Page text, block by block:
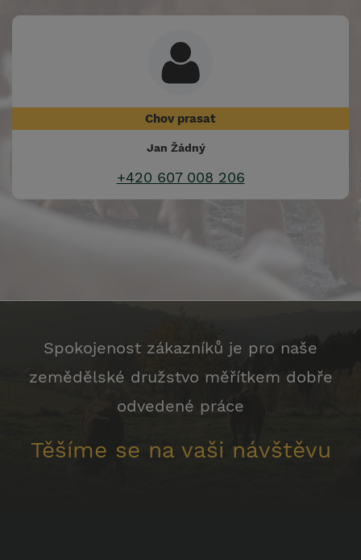
Chov prasat
Jan Žádný
+420 607 008 206
Spokojenost zákazníků je pro naše
zemědělské družstvo měřítkem dobře
odvedené práce
Těšíme se na vaši návštěvu